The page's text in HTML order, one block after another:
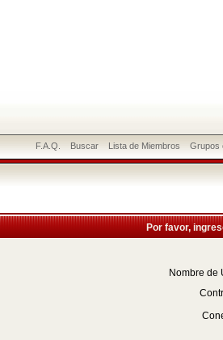
F.A.Q. Buscar Lista de Miembros Grupos
Por favor,
Nombre de